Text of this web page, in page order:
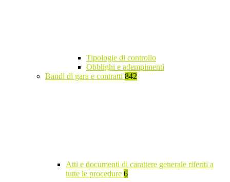
Tipologie di controllo
Obblighi e adempimenti
Bandi di gara e contratti 842
Atti e documenti di carattere generale riferiti a
tutte le procedure 6